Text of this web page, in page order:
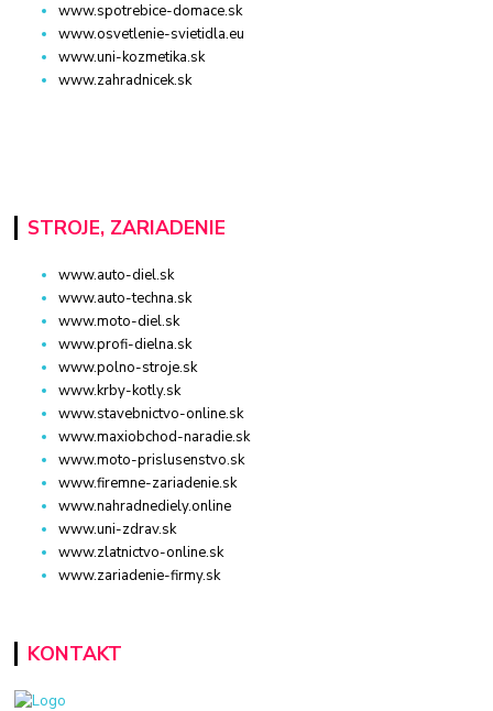
www.spotrebice-domace.sk
www.osvetlenie-svietidla.eu
www.uni-kozmetika.sk
www.zahradnicek.sk
STROJE, ZARIADENIE
www.auto-diel.sk
www.auto-techna.sk
www.moto-diel.sk
www.profi-dielna.sk
www.polno-stroje.sk
www.krby-kotly.sk
www.stavebnictvo-online.sk
www.maxiobchod-naradie.sk
www.moto-prislusenstvo.sk
www.firemne-zariadenie.sk
www.nahradnediely.online
www.uni-zdrav.sk
www.zlatnictvo-online.sk
www.zariadenie-firmy.sk
KONTAKT